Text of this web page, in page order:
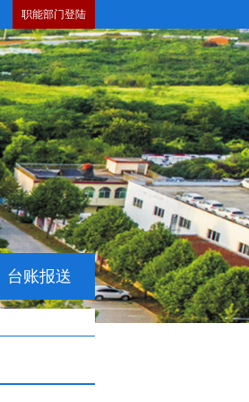
职能部门登陆
台账报送